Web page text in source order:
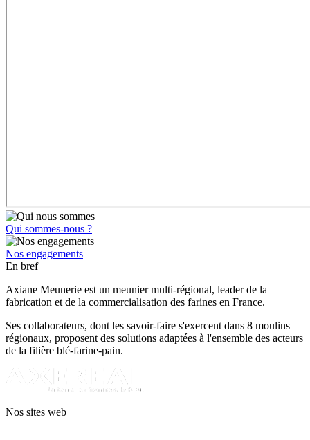
Qui sommes-nous ?
Nos engagements
En bref
Axiane Meunerie est un meunier multi-régional, leader de la
fabrication et de la commercialisation des farines en France.
Ses collaborateurs, dont les savoir-faire s'exercent dans 8 moulins
régionaux, proposent des solutions adaptées à l'ensemble des acteurs
de la filière blé-farine-pain.
Nos sites web